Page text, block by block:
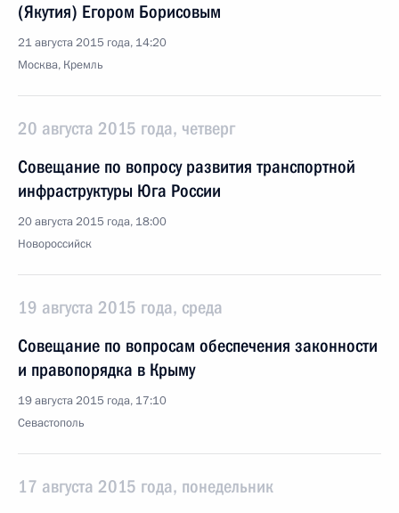
(Якутия) Егором Борисовым
21 августа 2015 года, 14:20
Москва, Кремль
20 августа 2015 года, четверг
Совещание по вопросу развития транспортной
инфраструктуры Юга России
20 августа 2015 года, 18:00
Новороссийск
19 августа 2015 года, среда
Совещание по вопросам обеспечения законности
и правопорядка в Крыму
19 августа 2015 года, 17:10
Севастополь
17 августа 2015 года, понедельник